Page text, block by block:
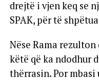
drejtë i vjen keq se
SPAK, për të
Nëse Rama
këtë që ka ndodhur
thërrasin. Por mbasi